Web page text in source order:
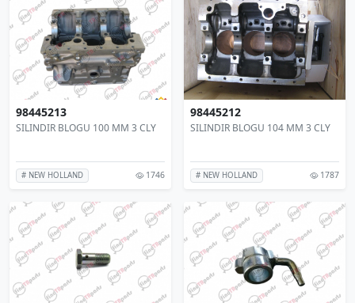
98445213
SILINDIR BLOGU 100 MM 3 CLY
# NEW HOLLAND 1746
98445212
SILINDIR BLOGU 104 MM 3 CLY
# NEW HOLLAND 1787